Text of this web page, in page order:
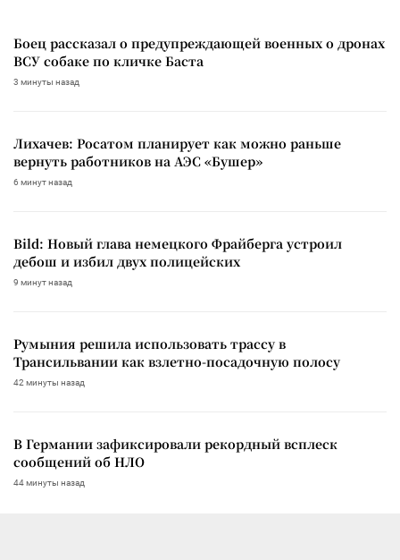
Боец рассказал о предупреждающей военных о дронах
ВСУ собаке по кличке Баста
3 минуты назад
Лихачев: Росатом планирует как можно раньше
вернуть работников на АЭС «Бушер»
6 минут назад
Bild: Новый глава немецкого Фрайберга устроил
дебош и избил двух полицейских
9 минут назад
Румыния решила использовать трассу в
Трансильвании как взлетно-посадочную полосу
42 минуты назад
В Германии зафиксировали рекордный всплеск
сообщений об НЛО
44 минуты назад